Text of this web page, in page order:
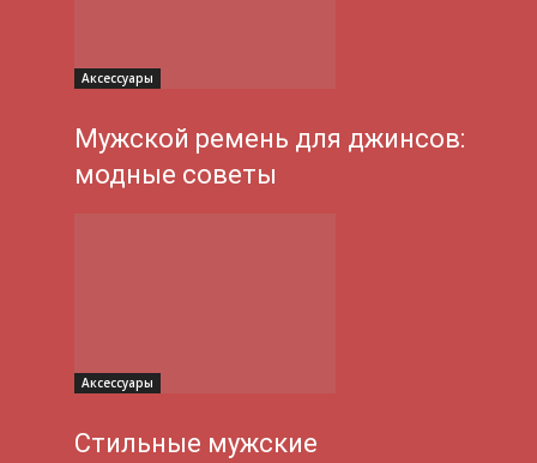
Аксессуары
Мужской ремень для джинсов:
модные советы
Аксессуары
Стильные мужские